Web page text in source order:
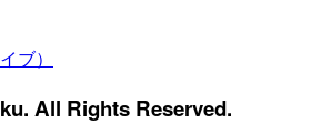
ブ）
All Rights Reserved.